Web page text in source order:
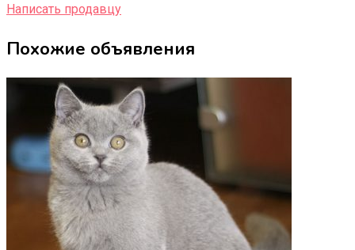
Написать продавцу
Похожие объявления